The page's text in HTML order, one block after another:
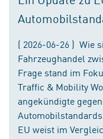
( 2026-06-26 ) Wie
Fahrzeughandel
Frage stand im
Traffic & Mobility
angekündigte
EU weist im